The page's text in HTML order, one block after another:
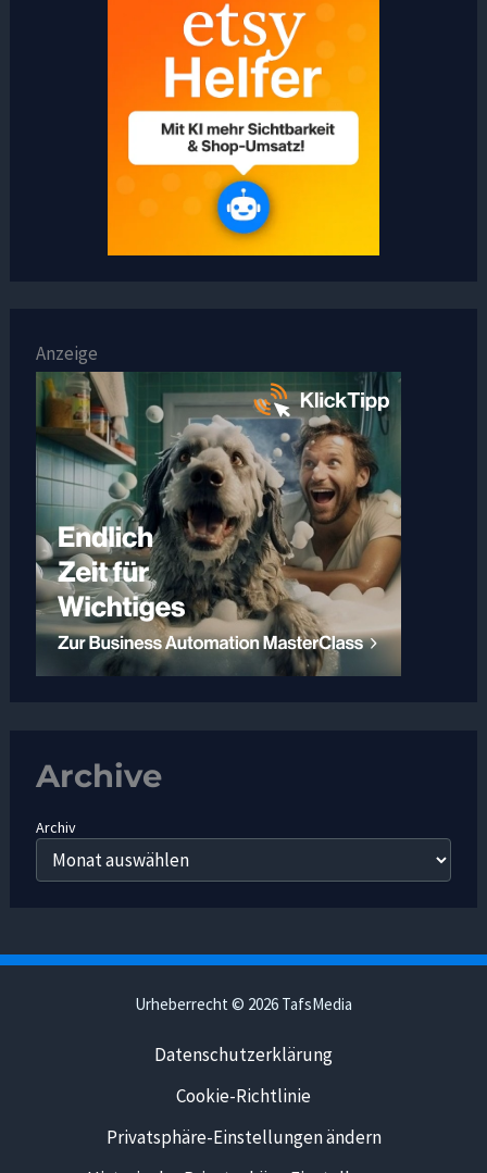
Anzeige
Archive
Archiv
Urheberrecht © 2026 TafsMedia
Datenschutzerklärung
Cookie-Richtlinie
Privatsphäre-Einstellungen ändern